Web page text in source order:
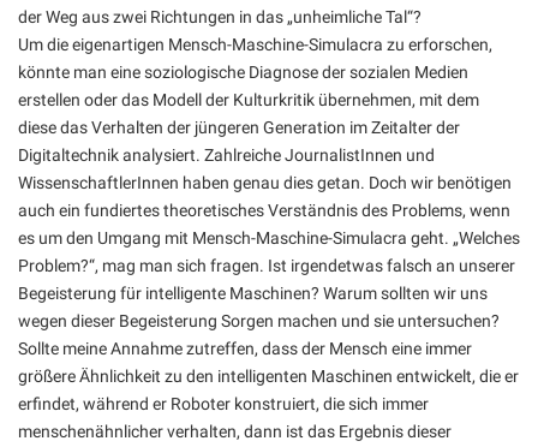
der Weg aus zwei Richtungen in das „unheimliche Tal“?
Um die eigenartigen Mensch-Maschine-Simulacra zu erforschen,
könnte man eine soziologische Diagnose der sozialen Medien
erstellen oder das Modell der Kulturkritik übernehmen, mit dem
diese das Verhalten der jüngeren Generation im Zeitalter der
Digitaltechnik analysiert. Zahlreiche JournalistInnen und
WissenschaftlerInnen haben genau dies getan. Doch wir benötigen
auch ein fundiertes theoretisches Verständnis des Problems, wenn
es um den Umgang mit Mensch-Maschine-Simulacra geht. „Welches
Problem?“, mag man sich fragen. Ist irgendetwas falsch an unserer
Begeisterung für intelligente Maschinen? Warum sollten wir uns
wegen dieser Begeisterung Sorgen machen und sie untersuchen?
Sollte meine Annahme zutreffen, dass der Mensch eine immer
größere Ähnlichkeit zu den intelligenten Maschinen entwickelt, die er
erfindet, während er Roboter konstruiert, die sich immer
menschenähnlicher verhalten, dann ist das Ergebnis dieser